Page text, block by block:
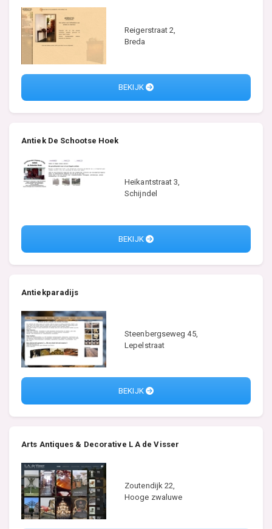
Reigerstraat 2,
Breda
BEKIJK
Antiek De Schootse Hoek
Heikantstraat 3,
Schijndel
BEKIJK
Antiekparadijs
Steenbergseweg 45,
Lepelstraat
BEKIJK
Arts Antiques & Decorative L A de Visser
Zoutendijk 22,
Hooge zwaluwe